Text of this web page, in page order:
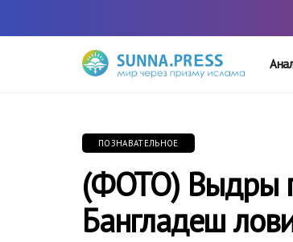
ПОЗНАВАТЕЛЬНОЕ
(ФОТО) Выдры
Бангладеш